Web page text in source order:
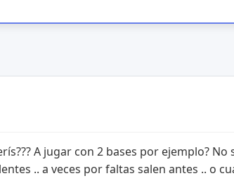
A jugar con 2 bases por ejemplo?
.. a veces por faltas salen antes .. o